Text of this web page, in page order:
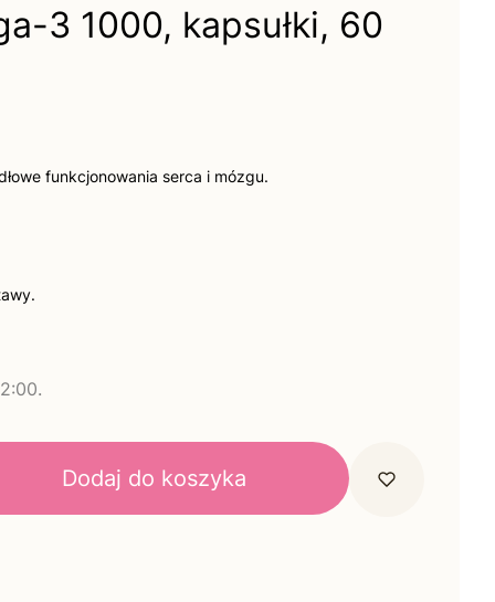
3 1000, kapsułki, 60
funkcjonowania serca i mózgu.
Dodaj do koszyka